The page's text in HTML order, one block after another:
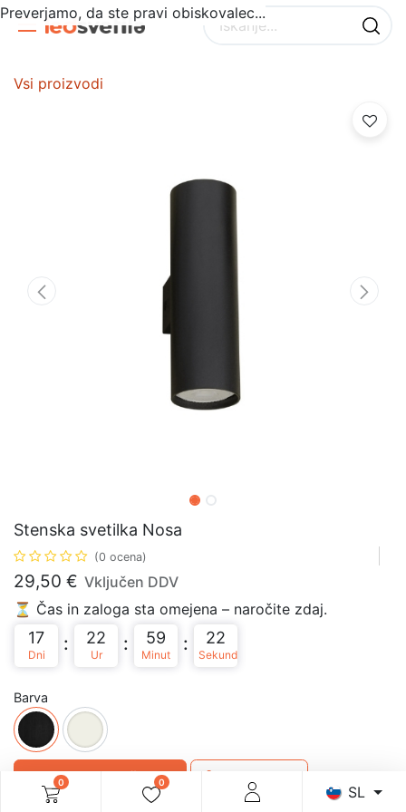
0 0
SL
Vsi proizvodi
Stenska svetilka Nosa
(0 ocena)
29,50 € Vključen DDV
⏳ Čas in zaloga sta omejena – naročite zdaj.
17
Dni
: 22
Ur
: 59
Minut
: 22
Sekund
Barva
Dodaj v košarico
Preverjamo, da ste pravi obiskovalec...